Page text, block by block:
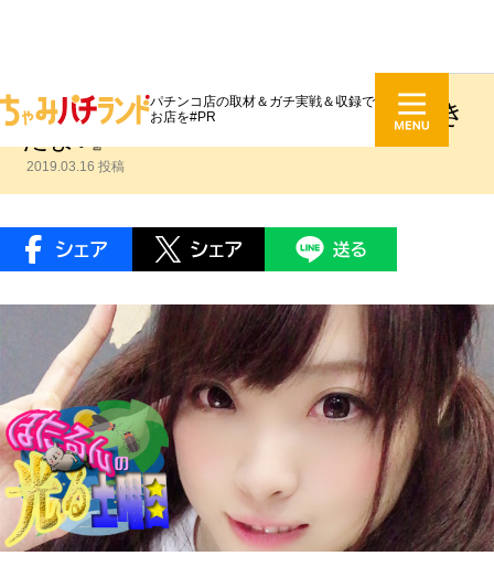
パチンコ店の取材＆ガチ実戦＆収録で
お店を#PR
日下部ほたる #050『茨城に行ってき
2019.03.16 投稿